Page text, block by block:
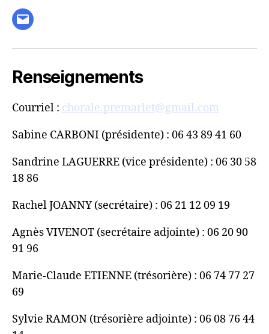
E-
Renseignements
Courriel : chorale.premarlet@gmail.com
Sabine CARBONI (présidente) : 06 43 89 41 60
Sandrine LAGUERRE (vice présidente) : 06 30 58
18 86
Rachel JOANNY (secrétaire) : 06 21 12 09 19
Agnès VIVENOT (secrétaire adjointe) : 06 20 90
91 96
Marie-Claude ETIENNE (trésorière) : 06 74 77 27
69
Sylvie RAMON (trésorière adjointe) : 06 08 76 44